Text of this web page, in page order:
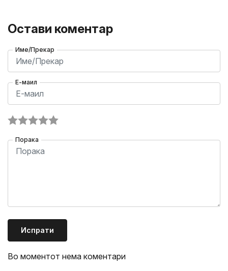
Остави коментар
Име/Прекар
Е-маил
Порака
Испрати
Во моментот нема коментари